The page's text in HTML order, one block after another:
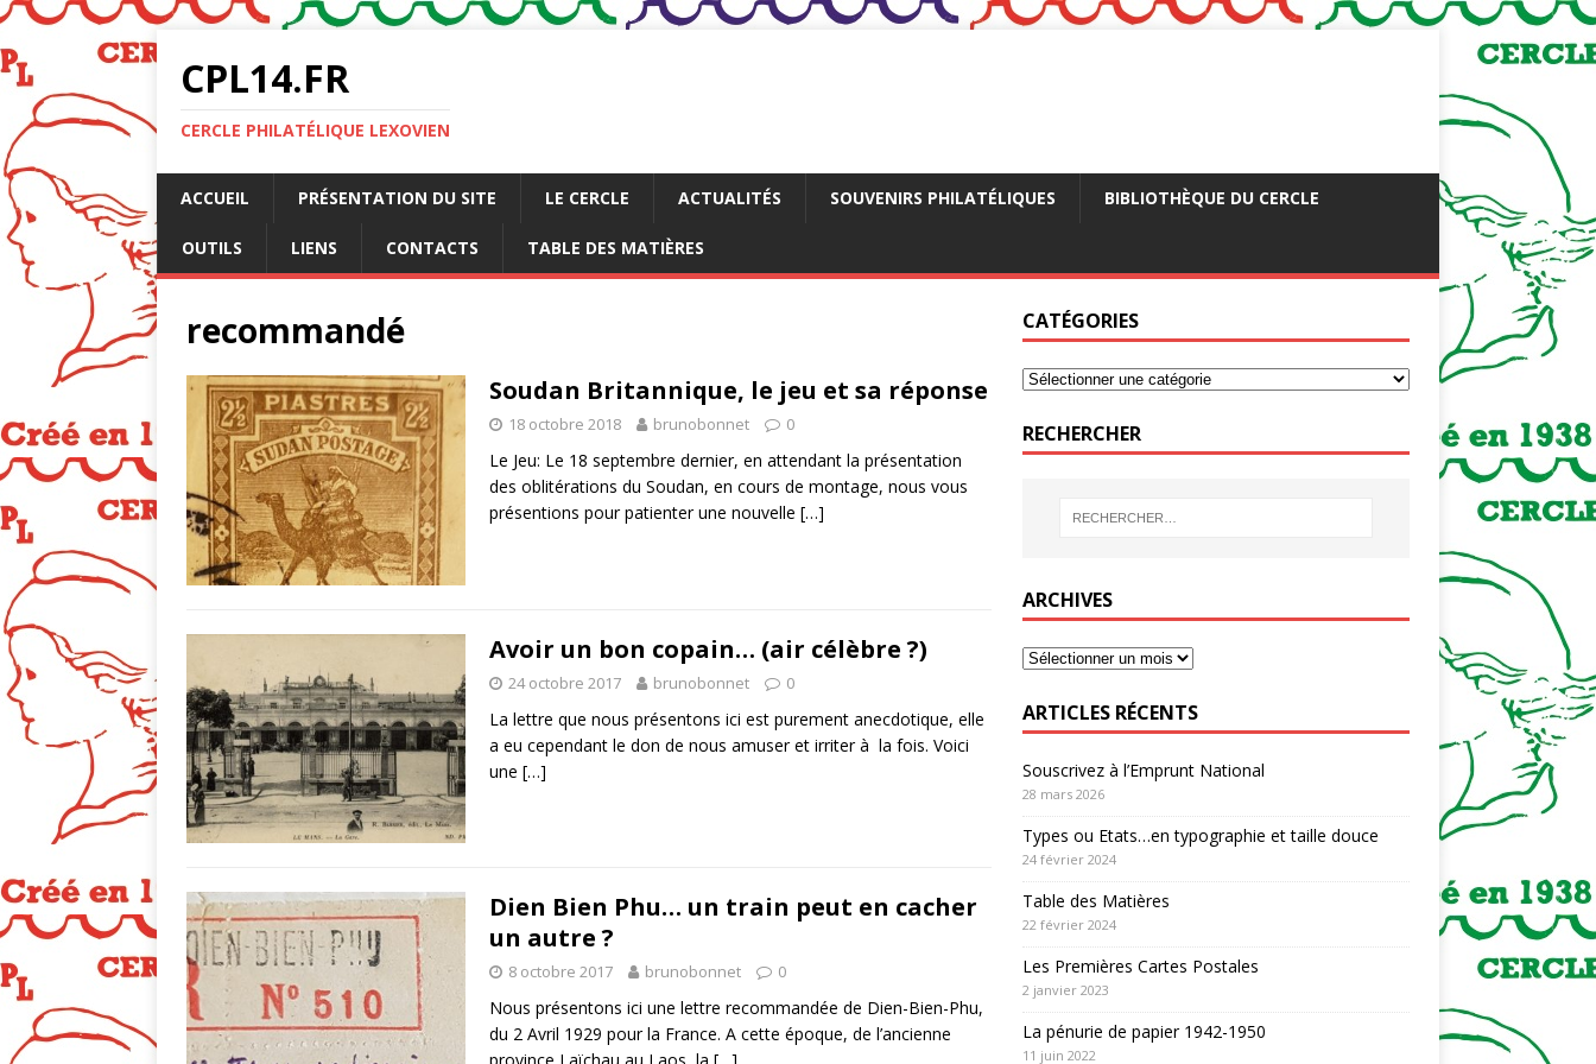
CPL14.FR
CERCLE PHILATÉLIQUE LEXOVIEN
ACCUEIL PRÉSENTATION DU SITE LE CERCLE ACTUALITÉS SOUVENIRS PHILATÉLIQUES BIBLIOTHÈQUE DU CERCLE
OUTILS LIENS CONTACTS TABLE DES MATIÈRES
recommandé
Soudan Britannique, le jeu et sa réponse
18 octobre 2018 brunobonnet 0
Le Jeu: Le 18 septembre dernier, en attendant la présentation
des oblitérations du Soudan, en cours de montage, nous vous
présentions pour patienter une nouvelle […]
Avoir un bon copain… (air célèbre ?)
24 octobre 2017 brunobonnet 0
La lettre que nous présentons ici est purement anecdotique, elle
a eu cependant le don de nous amuser et irriter à la fois. Voici
une […]
Dien Bien Phu… un train peut en cacher
un autre ?
8 octobre 2017 brunobonnet 0
Nous présentons ici une lettre recommandée de Dien-Bien-Phu,
du 2 Avril 1929 pour la France. A cette époque, de l’ancienne
CATÉGORIES
RECHERCHER
ARCHIVES
ARTICLES RÉCENTS
Souscrivez à l’Emprunt National
28 mars 2026
Types ou Etats…en typographie et taille douce
24 février 2024
Table des Matières
22 février 2024
Les Premières Cartes Postales
2 janvier 2023
La pénurie de papier 1942-1950
11 juin 2022